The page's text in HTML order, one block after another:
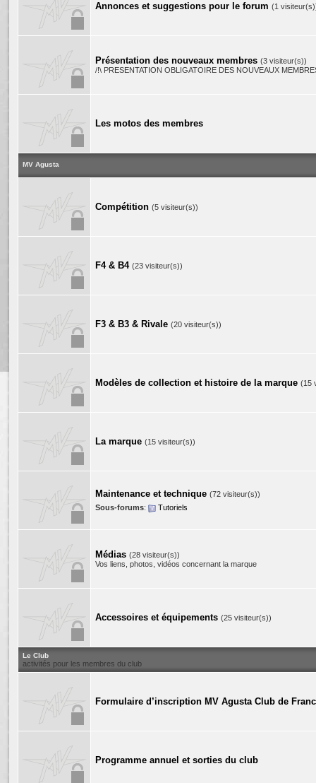
Annonces et suggestions pour le forum (1
Présentation des nouveaux membres (3 visiteur(s))
/!\ PRESENTATION OBLIGATOIRE DES NOUVEAUX
Les motos des membres
MV Agusta
Compétition (5 visiteur(s))
F4 & B4 (23 visiteur(s))
F3 & B3 & Rivale (20 visiteur(s))
Modèles de collection et histoire de la marque (15
La marque (15 visiteur(s))
Maintenance et technique (72 visiteur(s))
Sous-forums: Tutoriels
Médias (28 visiteur(s))
Vos liens, photos, vidéos concernant la marque
Accessoires et équipements (25 visiteur(s))
Le Club
activités pour les membres du club
Formulaire d’inscription MV Agusta Club de
Programme annuel et sorties du club